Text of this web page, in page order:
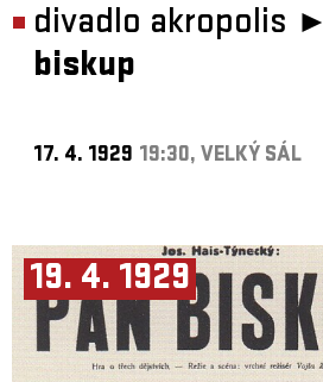
divadlo akropolis ►
biskup
17. 4. 1929 19:30, VELKÝ SÁL
19. 4. 1929